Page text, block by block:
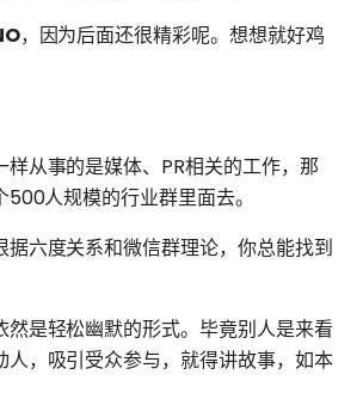
，因为后面还很精彩呢。想想就好鸡
从事的是媒体、PR相关的工作，那
人规模的行业群里面去。
六度关系和微信群理论，你总能找到
是轻松幽默的形式。毕竟别人是来看
人，吸引受众参与，就得讲故事，如本